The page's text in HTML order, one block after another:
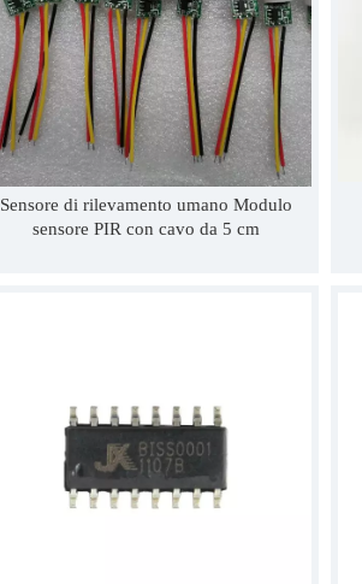
Sensore di rilevamento umano Modulo
sensore PIR con cavo da 5 cm